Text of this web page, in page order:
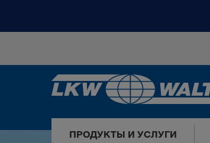
ПРОДУКТЫ И УСЛУГИ